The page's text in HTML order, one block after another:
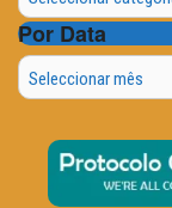
Por Data
Por
Data